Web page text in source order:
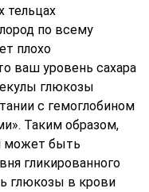
тельцах
по всему
плохо
ваш уровень сахара
глюкозы
с гемоглобином
Таким образом,
может быть
гликированного
глюкозы в крови